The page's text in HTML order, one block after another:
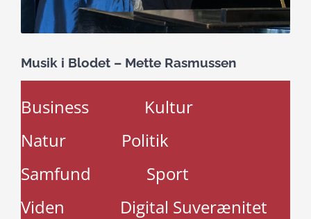
Musik i Blodet – Mette Rasmussen
Business
Kultur
Natur
Politik
Samfund
Sport
Viden
Digital Suverænitet